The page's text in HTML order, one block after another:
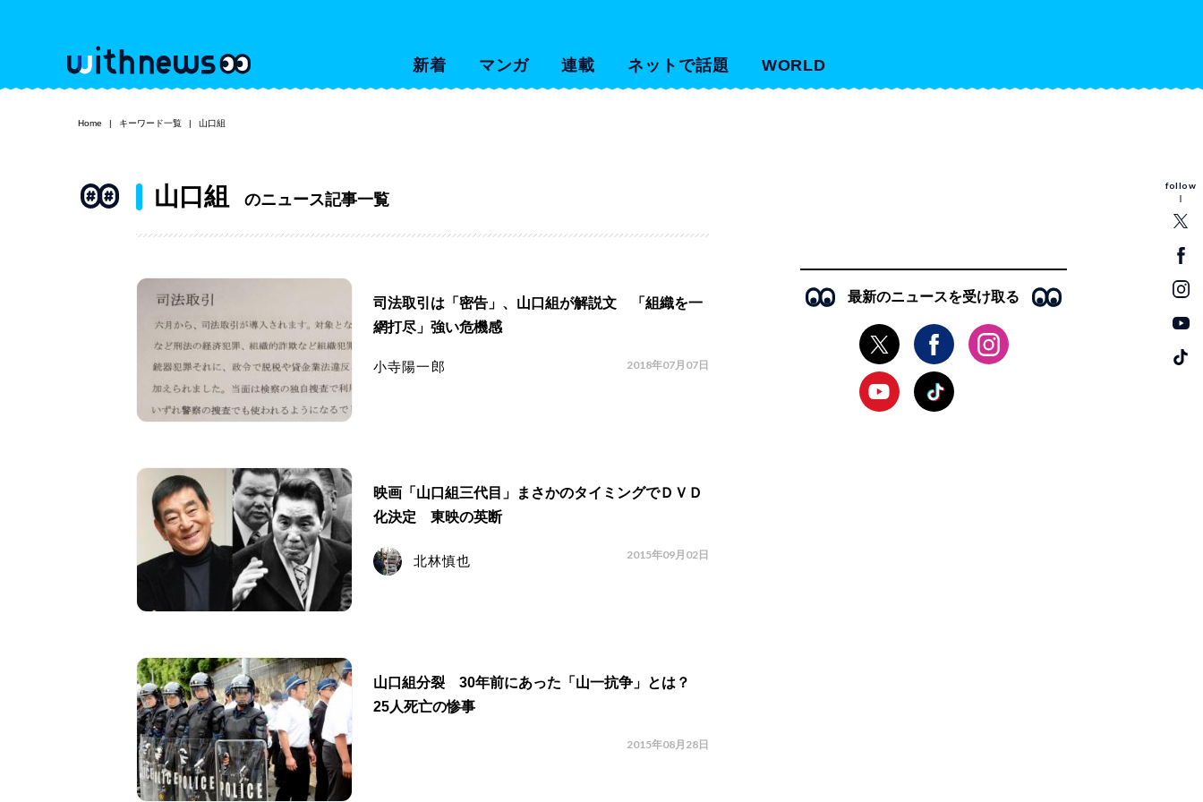
新着 マンガ 連載 ネットで話題 WORLD
follow
Home キーワード一覧 山口組
山口組 のニュース記事一覧
司法取引は「密告」、山口組が解説文 「組織を一
網打尽」強い危機感
小寺陽一郎 2018年07月07日
映画「山口組三代目」まさかのタイミングでＤＶＤ
化決定 東映の英断
北林慎也 2015年09月02日
山口組分裂 30年前にあった「山一抗争」とは？
25人死亡の惨事
2015年08月28日
最新のニュースを受け取る